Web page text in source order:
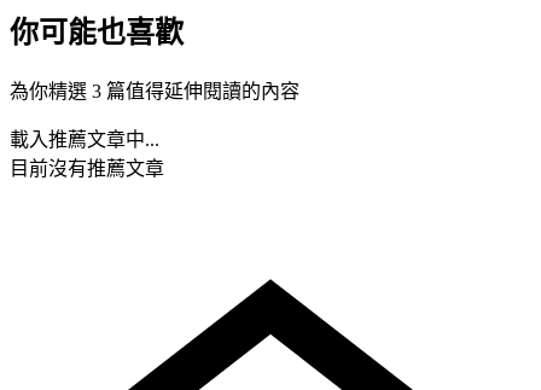
你可能也喜歡
為你精選 3 篇值得延伸閱讀的內容
載入推薦文章中...
目前沒有推薦文章